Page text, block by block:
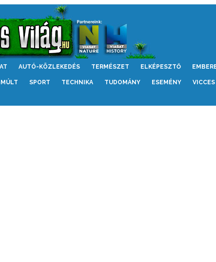
AUTÓ-KÖZLEKEDÉS TERMÉSZET ELKÉPESZTŐ
SPORT TECHNIKA TUDOMÁNY ESEMÉNY VICCES